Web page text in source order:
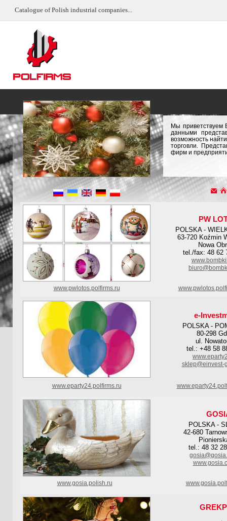
Catalogue of Polish industrial companies...
Мы приветствуем
данными
возможность
торговли.
фирм и
PW
POLSKA -
63-720 Koźmin
Nowa
tel./fax: 48 62
www.pwlotos.polfirms.ru
e-
POLSKA -
80-298
ul.
tel.: +48 58
sklep@einvest-
www.eparty24.polfirms.ru
POLSKA -
42-680
tel.: 48 32
www.gosia.polish.ru